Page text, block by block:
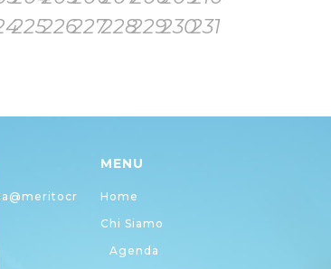
225226227228229230231
MENU
Home
Chi Siamo
Agenda